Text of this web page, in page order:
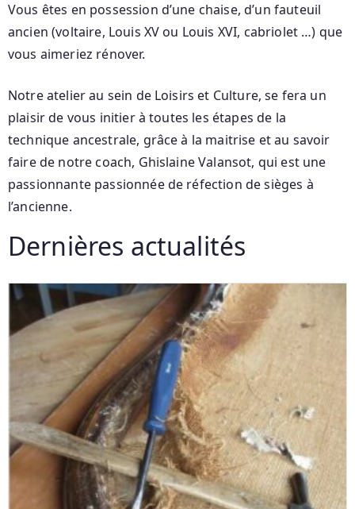
Vous êtes en possession d’une chaise, d’un fauteuil
ancien (voltaire, Louis XV ou Louis XVI, cabriolet …) que
vous aimeriez rénover.
Notre atelier au sein de Loisirs et Culture, se fera un
plaisir de vous initier à toutes les étapes de la
technique ancestrale, grâce à la maitrise et au savoir
faire de notre coach, Ghislaine Valansot, qui est une
passionnante passionnée de réfection de sièges à
l’ancienne.
Dernières actualités